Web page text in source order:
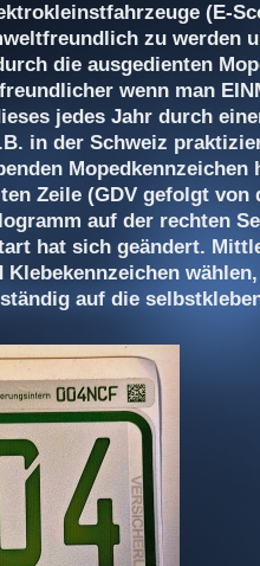
(E-
zu werden
die ausgedienten
wenn man
jedes Jahr durch
in der Schweiz
Zeile (GDV gefolgt
auf der rechten
hat sich geändert.
auf die